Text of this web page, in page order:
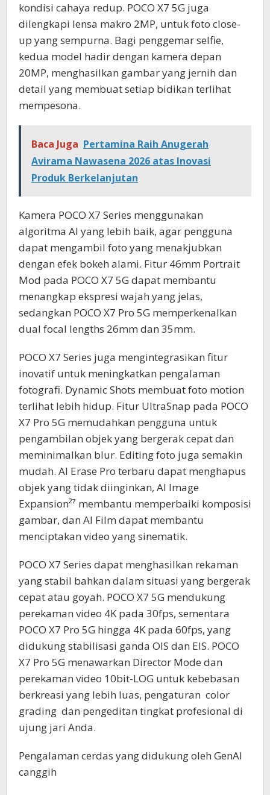
kondisi cahaya redup. POCO X7 5G juga
dilengkapi lensa makro 2MP, untuk foto close-
up yang sempurna. Bagi penggemar selfie,
kedua model hadir dengan kamera depan
20MP, menghasilkan gambar yang jernih dan
detail yang membuat setiap bidikan terlihat
mempesona.
Baca Juga Pertamina Raih Anugerah
Avirama Nawasena 2026 atas Inovasi
Produk Berkelanjutan
Kamera POCO X7 Series menggunakan
algoritma AI yang lebih baik, agar pengguna
dapat mengambil foto yang menakjubkan
dengan efek bokeh alami. Fitur 46mm Portrait
Mod pada POCO X7 5G dapat membantu
menangkap ekspresi wajah yang jelas,
sedangkan POCO X7 Pro 5G memperkenalkan
dual focal lengths 26mm dan 35mm.
POCO X7 Series juga mengintegrasikan fitur
inovatif untuk meningkatkan pengalaman
fotografi. Dynamic Shots membuat foto motion
terlihat lebih hidup. Fitur UltraSnap pada POCO
X7 Pro 5G memudahkan pengguna untuk
pengambilan objek yang bergerak cepat dan
meminimalkan blur. Editing foto juga semakin
mudah. AI Erase Pro terbaru dapat menghapus
objek yang tidak diinginkan, AI Image
Expansion²⁷ membantu memperbaiki komposisi
gambar, dan AI Film dapat membantu
menciptakan video yang sinematik.
POCO X7 Series dapat menghasilkan rekaman
yang stabil bahkan dalam situasi yang bergerak
cepat atau goyah. POCO X7 5G mendukung
perekaman video 4K pada 30fps, sementara
POCO X7 Pro 5G hingga 4K pada 60fps, yang
didukung stabilisasi ganda OIS dan EIS. POCO
X7 Pro 5G menawarkan Director Mode dan
perekaman video 10bit-LOG untuk kebebasan
berkreasi yang lebih luas, pengaturan color
grading dan pengeditan tingkat profesional di
ujung jari Anda.
Pengalaman cerdas yang didukung oleh GenAI
canggih